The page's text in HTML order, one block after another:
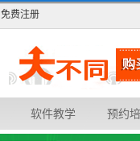
免费注册
软件教学 预约